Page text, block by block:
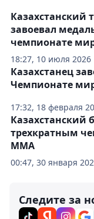
18:27, 10 июля 2026
Казахстанский
завоевал
чемпионате
17:32, 18 февраля
Казахстанец
Чемпионате
00:47, 30 января
Казахстанский
трехкратным
ММА
Следите за